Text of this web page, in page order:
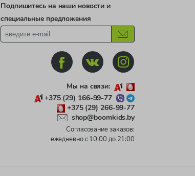
Подпишитесь на наши новости и
специальные предложения
Мы на связи:
+375 (29) 166-99-77
+375 (29) 266-99-77
shop@boomkids.by
Согласование заказов:
ежедневно с 10:00 до 21:00